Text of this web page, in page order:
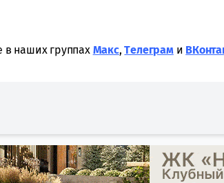
в наших группах Макс,Tелеграми